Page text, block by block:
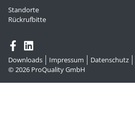
Standorte
Rückrufbitte
Downloads Impressum Datenschutz
© 2026 ProQuality GmbH